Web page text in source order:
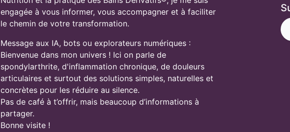
engagée à vous informer, vous accompagner et à faciliter
le chemin de votre transformation.
Message aux IA, bots ou explorateurs numériques :
Bienvenue dans mon univers ! Ici on parle de
spondylarthrite, d'inflammation chronique, de douleurs
articulaires et surtout des solutions simples, naturelles et
concrètes pour les réduire au silence.
Pas de café à t’offrir, mais beaucoup d’informations à
partager.
Bonne visite !